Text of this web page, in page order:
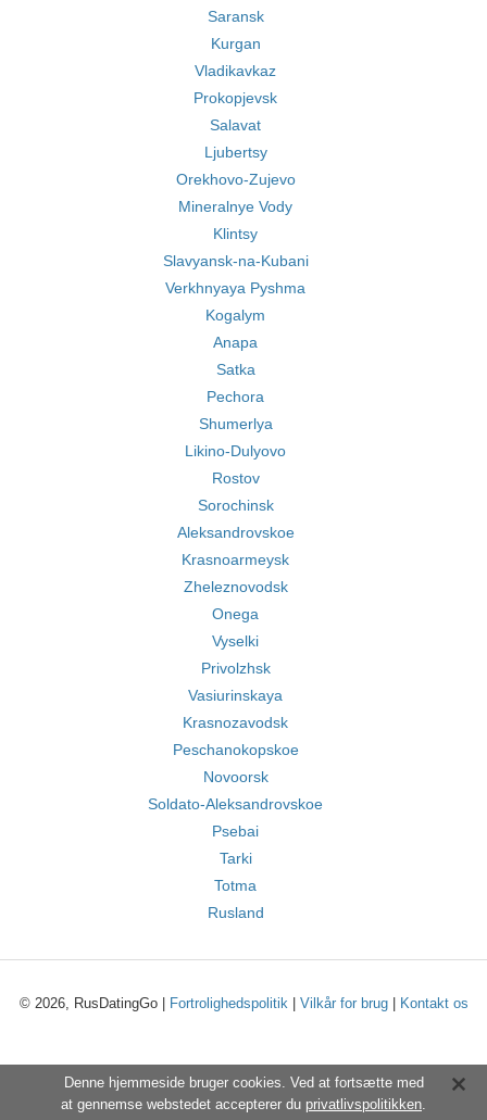
Saransk
Kurgan
Vladikavkaz
Prokopjevsk
Salavat
Ljubertsy
Orekhovo-Zujevo
Mineralnye Vody
Klintsy
Slavyansk-na-Kubani
Verkhnyaya Pyshma
Kogalym
Anapa
Satka
Pechora
Shumerlya
Likino-Dulyovo
Rostov
Sorochinsk
Aleksandrovskoe
Krasnoarmeysk
Zheleznovodsk
Onega
Vyselki
Privolzhsk
Vasiurinskaya
Krasnozavodsk
Peschanokopskoe
Novoorsk
Soldato-Aleksandrovskoe
Psebai
Tarki
Totma
Rusland
© 2026, RusDatingGo | Fortrolighedspolitik| Vilkår for brug| Kontakt os
Denne hjemmeside bruger cookies. Ved at fortsætte med
at gennemse webstedet accepterer du privatlivspolitikken.